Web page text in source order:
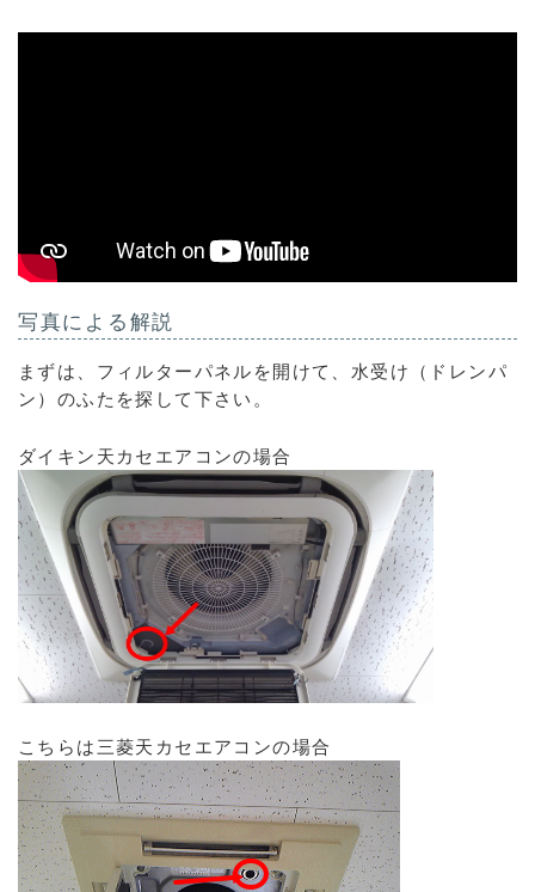
写真による解説
まずは、フィルターパネルを開けて、水受け（ドレンパ
ン）のふたを探して下さい。
ダイキン天カセエアコンの場合
こちらは三菱天カセエアコンの場合